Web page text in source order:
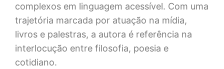
complexos em linguagem acessível. Com uma
trajetória marcada por atuação na mídia,
livros e palestras, a autora é referência na
interlocução entre filosofia, poesia e
cotidiano.